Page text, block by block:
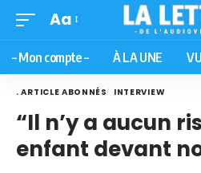
Aa
– Mon compte – À LA UNE
. ARTICLE ABONNÉS INTERVIEW
“Il n’y a aucun
enfant devant